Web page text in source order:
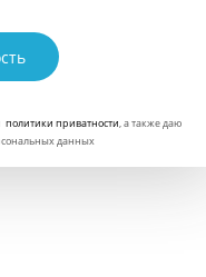
политики приватности, а также даю
данных